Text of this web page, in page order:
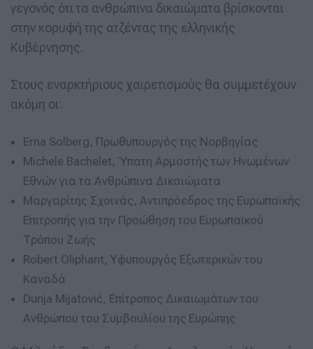
γεγονός ότι τα ανθρώπινα δικαιώματα βρίσκονται
στην κορυφή της ατζέντας της ελληνικής
Κυβέρνησης.
Στους εναρκτήριους χαιρετισμούς θα συμμετέχουν
ακόμη οι:
Erna Solberg, Πρωθυπουργός της Νορβηγίας
Michele Bachelet, Ύπατη Αρμοστής των Ηνωμένων
Εθνών για τα Ανθρώπινα Δικαιώματα
Μαργαρίτης Σχοινάς, Αντιπρόεδρος της Ευρωπαϊκής
Επιτροπής για την Προώθηση του Ευρωπαϊκού
Τρόπου Ζωής
Robert Oliphant, Υφυπουργός Εξωτερικών του
Καναδά
Dunja Mijatović, Επίτροπος Δικαιωμάτων του
Ανθρώπου του Συμβουλίου της Ευρώπης